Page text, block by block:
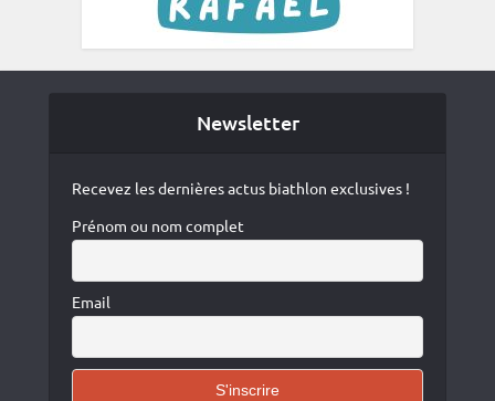
Newsletter
Recevez les dernières actus biathlon exclusives !
Prénom ou nom complet
Email